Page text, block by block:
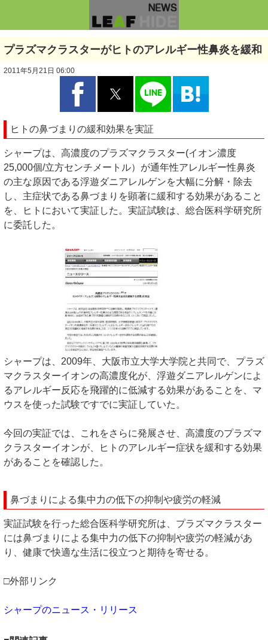
プラズマクラスターがヒトのアレルギー性鼻炎を緩和
2011年5月21日 06:00
ヒトの鼻づまりの緩和効果を実証
シャープは、高濃度のプラズマクラスター(イオン濃度
25,000個/立方センチメートル）が通年性アレルギー性鼻炎
の主な原因である浮遊ダニアレルゲンを大幅に分解・除去
し、主症状である鼻づまりを顕著に緩和する効果があること
を、ヒトにおいて実証した。実証試験は、総合医科学研究所
に委託した。
シャープは、2009年、大阪市立大学大学院と共同で、プラズ
マクラスターイオンの高濃度化が、浮遊ダニアレルゲンによ
るアレルギー反応を飛躍的に低減する効果があることを、マ
ウスを使った試験ですでに実証していた。
今回の実証では、これをさらに発展させ、高濃度のプラズマ
クラスターイオンが、ヒトのアレルギー症状を緩和する効果
があることを確認した。
鼻づまりによる集中力の低下の抑制や疲労の軽減
実証試験を行った総合医科学研究所は、プラズマクラスター
には鼻づまりによる集中力の低下の抑制や疲労の軽減があ
り、健康で快適な生活に役立つと期待を寄せる。
□外部リンク
シャープのニュース・リリース